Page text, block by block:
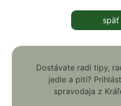
späť
Dostávate radi tipy,
jedle a pití?
spravodaja z